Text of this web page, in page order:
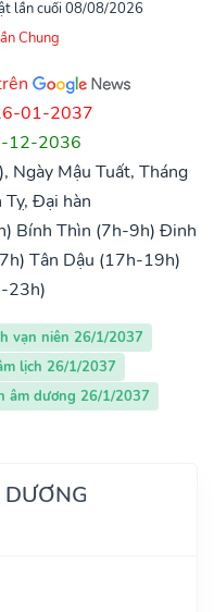
lần cuối 08/08/2026
Chung
01-2037
12-2036
Ngày Mậu Tuất, Tháng
Đại hàn
Bính Thìn (7h-9h) Đinh
Tân Dậu (17h-19h)
23h)
vạn niên 26/1/2037
lịch 26/1/2037
âm dương 26/1/2037